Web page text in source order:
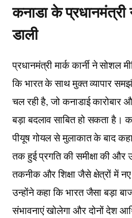
कनाडा के प्रधानमंत्री
डाली
प्रधानमंत्री मार्क कार्नी ने सोशल
कि भारत के साथ मुक्त व्यापार
चल रही है, जो कनाडाई कारोबार
बड़ा बदलाव साबित हो सकता है।
पीयूष गोयल से मुलाकात के बाद
तक हुई प्रगति की समीक्षा की और
तकनीक और शिक्षा जैसे क्षेत्रों में
उन्होंने कहा कि भारत जैसा बड़ा
संभावनाएं खोलेगा और दोनों देश